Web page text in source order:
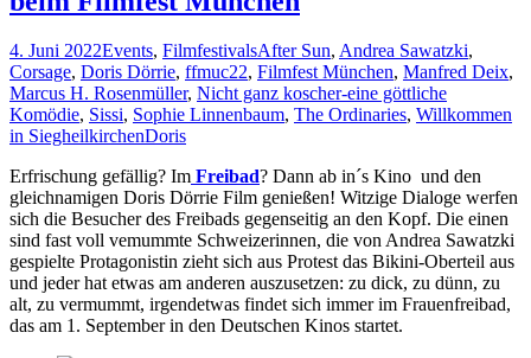
4. Juni 2022Events, FilmfestivalsAfter Sun, Andrea Sawatzki,
Corsage, Doris Dörrie, ffmuc22, Filmfest München, Manfred Deix,
Marcus H. Rosenmüller, Nicht ganz koscher-eine göttliche
Komödie, Sissi, Sophie Linnenbaum, The Ordinaries, Willkommen
in SiegheilkirchenDoris
Erfrischung gefällig? Im Freibad? Dann ab in´s Kino und den
gleichnamigen Doris Dörrie Film genießen! Witzige Dialoge werfen
sich die Besucher des Freibads gegenseitig an den Kopf. Die einen
sind fast voll vemummte Schweizerinnen, die von Andrea Sawatzki
gespielte Protagonistin zieht sich aus Protest das Bikini-Oberteil aus
und jeder hat etwas am anderen auszusetzen: zu dick, zu dünn, zu
alt, zu vermummt, irgendetwas findet sich immer im Frauenfreibad,
das am 1. September in den Deutschen Kinos startet.